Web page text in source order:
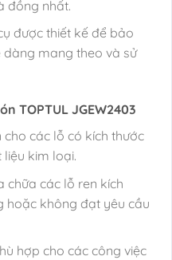
đồng nhất.
được thiết kế để bảo
mang theo và sử
TOPTUL JGEW2403
các lỗ có kích thước
liệu kim loại.
chữa các lỗ ren kích
hoặc không đạt yêu cầu
hợp cho các công việc